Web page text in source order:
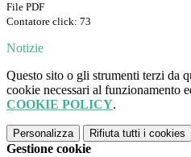
File PDF
Contatore click: 73
Notizie
Questo sito o gli strumenti terzi da
cookie necessari al funzionamento
COOKIE POLICY.
Personalizza Rifiuta tutti i cookies
Gestione cookie